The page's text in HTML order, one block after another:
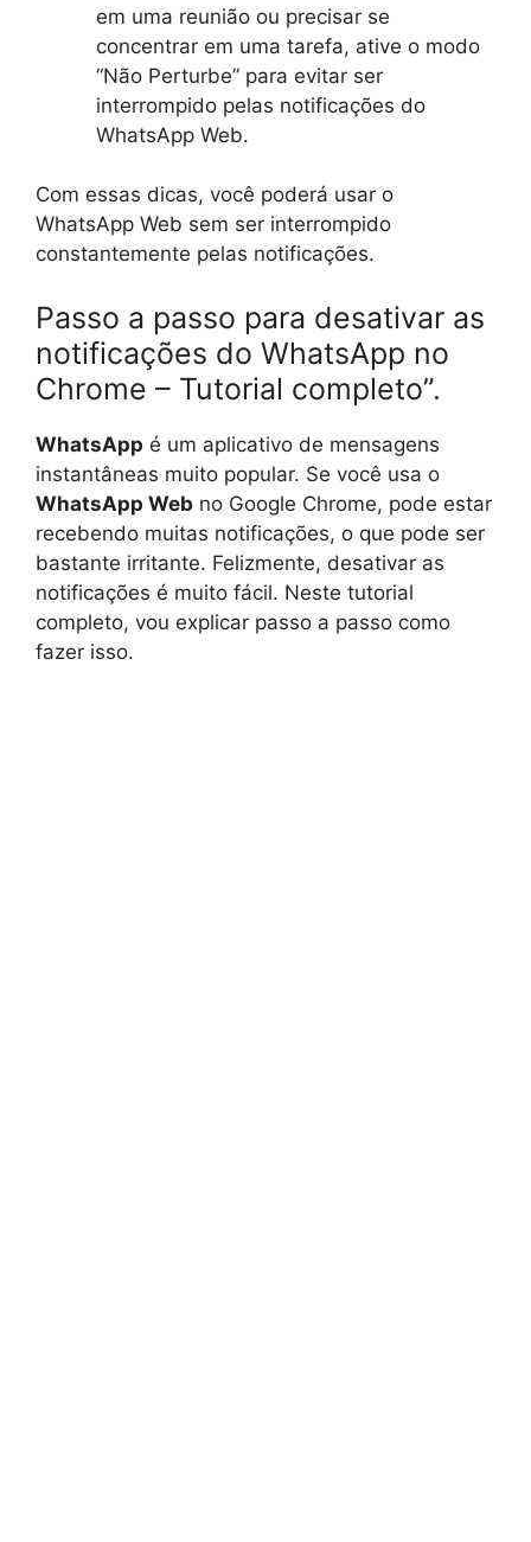
em uma reunião ou precisar se
concentrar em uma tarefa, ative o modo
“Não Perturbe” para evitar ser
interrompido pelas notificações do
WhatsApp Web.
Com essas dicas, você poderá usar o
WhatsApp Web sem ser interrompido
constantemente pelas notificações.
Passo a passo para desativar as
notificações do WhatsApp no
Chrome – Tutorial completo”.
WhatsApp é um aplicativo de mensagens
instantâneas muito popular. Se você usa o
WhatsApp Web no Google Chrome, pode estar
recebendo muitas notificações, o que pode ser
bastante irritante. Felizmente, desativar as
notificações é muito fácil. Neste tutorial
completo, vou explicar passo a passo como
fazer isso.